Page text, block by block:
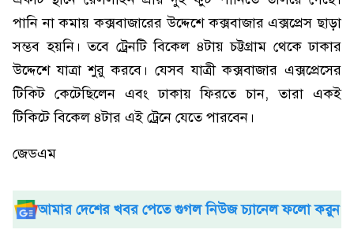
পানি না কমায় কক্সবাজারের উদ্দেশে কক্সবাজার এক্সপ্রেস ছাড়া
সম্ভব হয়নি। তবে ট্রেনটি বিকেল ৪টায় চট্টগ্রাম থেকে ঢাকার
উদ্দেশে যাত্রা শুরু করবে। যেসব যাত্রী কক্সবাজার এক্সপ্রেসের
টিকিট কেটেছিলেন এবং ঢাকায় ফিরতে চান, তারা একই
টিকিটে বিকেল ৪টার এই ট্রেনে যেতে পারবেন।
জেডএম
আমার দেশের খবর পেতে গুগল নিউজ চ্যানেল ফলো করুন